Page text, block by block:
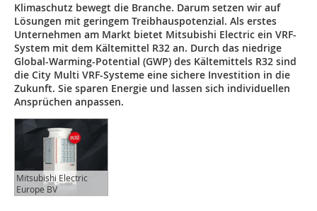
Klimaschutz bewegt die Branche. Darum setzen wir auf
Lösungen mit geringem Treibhauspotenzial. Als erstes
Unternehmen am Markt bietet Mitsubishi Electric ein VRF-
System mit dem Kältemittel R32 an. Durch das niedrige
Global-Warming-Potential (GWP) des Kältemittels R32 sind
die City Multi VRF-Systeme eine sichere Investition in die
Zukunft. Sie sparen Energie und lassen sich individuellen
Ansprüchen anpassen.
Mitsubishi Electric
Europe BV